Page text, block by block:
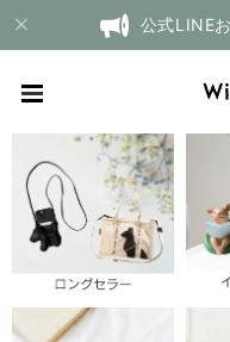
公式LINE